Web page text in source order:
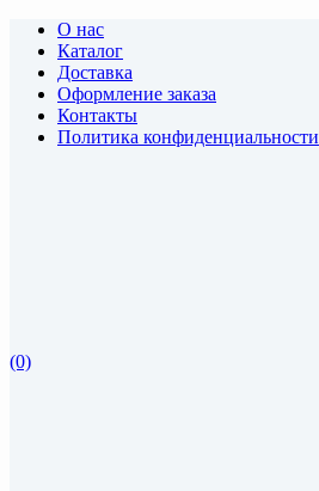
О нас
Каталог
Доставка
Оформление заказа
Контакты
Политика конфиденциальности
(0)